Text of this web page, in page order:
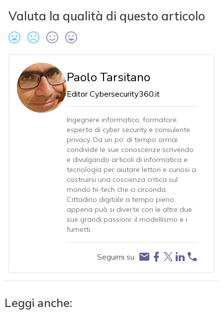
Valuta la qualità di questo articolo
Paolo Tarsitano
Editor Cybersecurity360.it
Ingegnere informatico, formatore,
esperto di cyber security e consulente
privacy. Da un po’ di tempo ormai
condivide le sue conoscenze scrivendo
e divulgando articoli di informatica e
tecnologia per aiutare lettori e curiosi a
costruirsi una coscienza critica sul
mondo hi-tech che ci circonda.
Cittadino digitale a tempo pieno,
appena può si diverte con le altre due
sue grandi passioni: il modellismo e i
fumetti.
Seguimi su
Leggi anche: